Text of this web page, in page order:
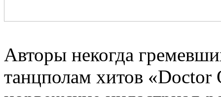
Авторы некогда
танцполам хитов